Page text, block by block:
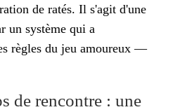
de ratés. Il s'agit d'une
un système qui a
règles du jeu amoureux —
de rencontre : une